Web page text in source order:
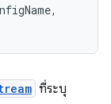
ที่ระบุ